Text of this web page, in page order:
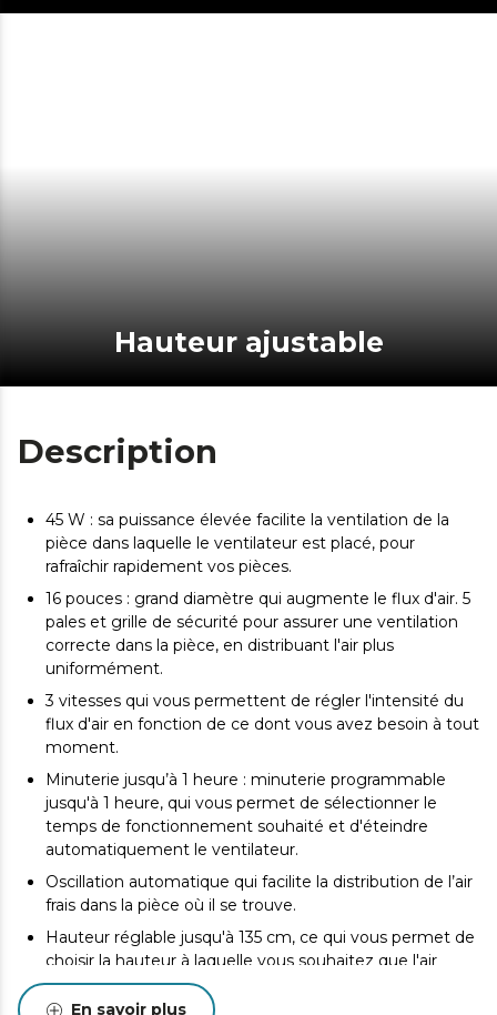
Hauteur ajustable
Description
45 W : sa puissance élevée facilite la ventilation de la
pièce dans laquelle le ventilateur est placé, pour
rafraîchir rapidement vos pièces.
16 pouces : grand diamètre qui augmente le flux d'air. 5
pales et grille de sécurité pour assurer une ventilation
correcte dans la pièce, en distribuant l'air plus
uniformément.
3 vitesses qui vous permettent de régler l'intensité du
flux d'air en fonction de ce dont vous avez besoin à tout
moment.
Minuterie jusqu’à 1 heure : minuterie programmable
jusqu'à 1 heure, qui vous permet de sélectionner le
temps de fonctionnement souhaité et d'éteindre
automatiquement le ventilateur.
Oscillation automatique qui facilite la distribution de l’air
frais dans la pièce où il se trouve.
Hauteur réglable jusqu'à 135 cm, ce qui vous permet de
choisir la hauteur à laquelle vous souhaitez que l'air
sorte en fonction de vos besoins.
En savoir plus